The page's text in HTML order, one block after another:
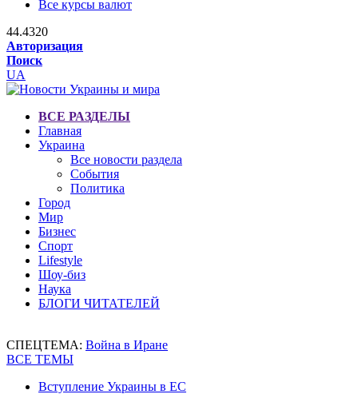
Все курсы валют
44.4320
Авторизация
Поиск
UA
ВСЕ РАЗДЕЛЫ
Главная
Украина
Все новости раздела
События
Политика
Город
Мир
Бизнес
Спорт
Lifestyle
Шоу-биз
Наука
БЛОГИ ЧИТАТЕЛЕЙ
СПЕЦТЕМА: Война в Иране
ВСЕ ТЕМЫ
Вступление Украины в ЕС